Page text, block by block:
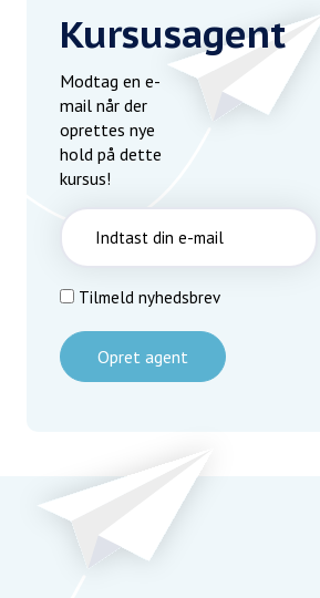
Kursusagent
Modtag en e-
mail når der
oprettes nye
hold på dette
kursus!
Tilmeld nyhedsbrev
Opret agent